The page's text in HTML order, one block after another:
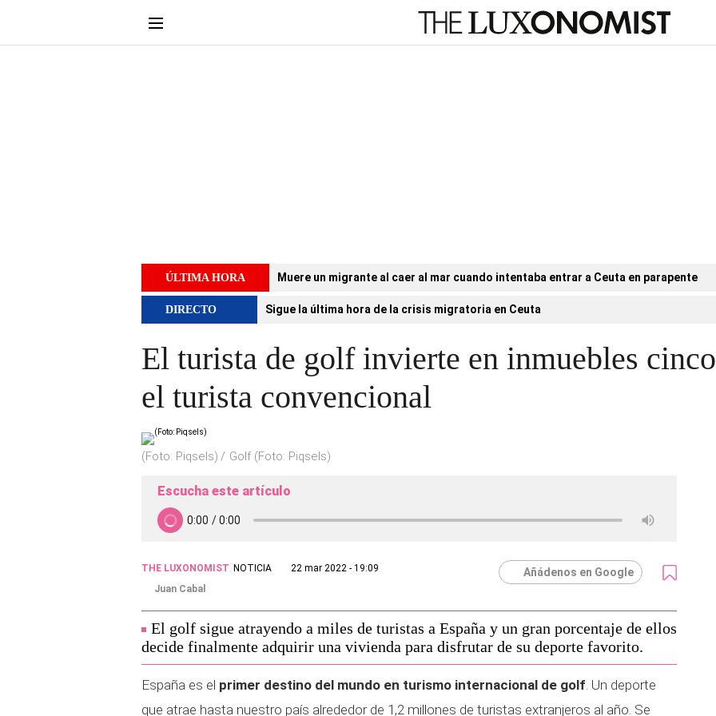
ÚLTIMA HORA Muere un migrante al caer al mar cuando intentaba entrar a Ceuta en parapente
DIRECTO Sigue la última hora de la crisis migratoria en Ceuta
El turista de golf invierte en inmuebles
el turista convencional
(Foto: Piqsels) Golf (Foto: Piqsels)
Escucha este artículo
THE LUXONOMIST NOTICIA
22 mar 2022 - 19:09
Juan Cabal
Añádenos en Google
El golf sigue atrayendo a miles de turistas a España y un gran porcentaje de ellos
decide finalmente adquirir una vivienda para disfrutar de su deporte favorito.
España es el primer destino del mundo en turismo internacional de golf. Un deporte
que atrae hasta nuestro país alrededor de 1,2 millones de turistas extranjeros al año. Se